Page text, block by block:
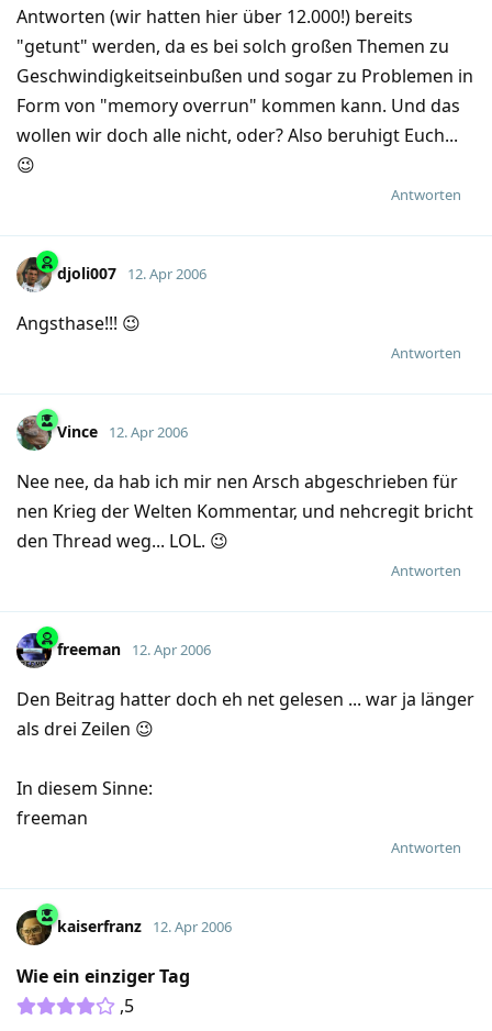
Antworten (wir hatten hier über 12.000!) bereits
"getunt" werden, da es bei solch großen Themen zu
Geschwindigkeitseinbußen und sogar zu Problemen in
Form von "memory overrun" kommen kann. Und das
wollen wir doch alle nicht, oder? Also beruhigt Euch...
😉
Antworten
djoli007 12. Apr 2006
Angsthase!!! 😉
Antworten
Vince 12. Apr 2006
Nee nee, da hab ich mir nen Arsch abgeschrieben für
nen Krieg der Welten Kommentar, und nehcregit bricht
den Thread weg... LOL. 😉
Antworten
freeman 12. Apr 2006
Den Beitrag hatter doch eh net gelesen ... war ja länger
als drei Zeilen 😉
In diesem Sinne:
freeman
Antworten
kaiserfranz 12. Apr 2006
Wie ein einziger Tag
,5